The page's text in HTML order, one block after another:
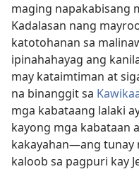
maging napakabisang
Kadalasan nang
katotohanan sa
ipinahahayag ang
may kataimtiman at
na binanggit sa
mga kabataang lalaki
kayong mga kabataan
kakayahan​—ang tunay
kaloob sa pagpuri kay